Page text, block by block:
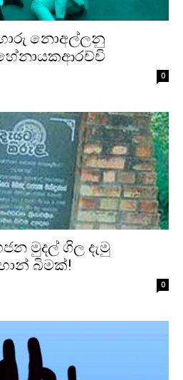
නොඅල්ලනු
හේනායකආරච්චි
0
මුදල් ගිල දැමු
බිමක්!
0